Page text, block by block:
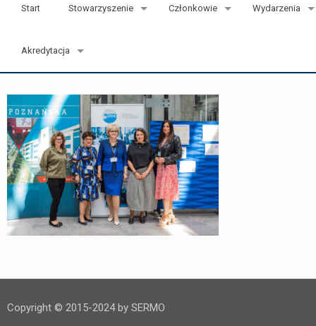
Start Stowarzyszenie Członkowie Wydarzenia
Akredytacja
Copyright © 2015-2024 by SERMO